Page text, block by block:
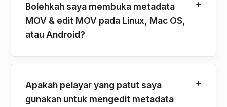
Bolehkah saya membuka metadata
MOV & edit MOV pada Linux, Mac OS,
atau Android?
Apakah pelayar yang patut saya
gunakan untuk mengedit metadata